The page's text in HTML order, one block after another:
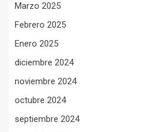
Marzo 2025
Febrero 2025
Enero 2025
diciembre 2024
noviembre 2024
octubre 2024
septiembre 2024